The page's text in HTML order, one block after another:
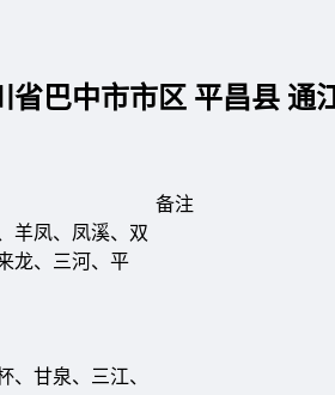
省巴中市市区 平昌县 通
备注
羊凤、凤溪、双
龙、三河、平
、甘泉、三江、